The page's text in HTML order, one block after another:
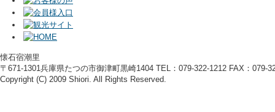
懐石宿潮里
〒671-1301兵庫県たつの市御津町黒崎1404 TEL：079-322-1212 FAX：079-
Copyright (C) 2009 Shiori. All Rights Reserved.